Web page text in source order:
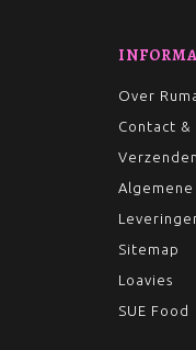
Over
Contact
Sitemap
Loavies
SUE Food